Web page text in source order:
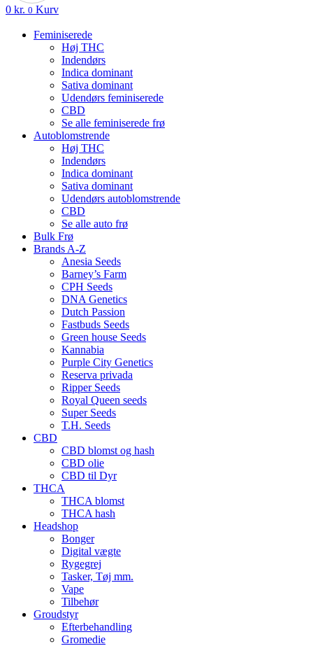
0 kr. 0 Kurv
Feminiserede
Høj THC
Indendørs
Indica dominant
Sativa dominant
Udendørs feminiserede
CBD
Se alle feminiserede frø
Autoblomstrende
Høj THC
Indendørs
Indica dominant
Sativa dominant
Udendørs autoblomstrende
CBD
Se alle auto frø
Bulk Frø
Brands A-Z
Anesia Seeds
Barney’s Farm
CPH Seeds
DNA Genetics
Dutch Passion
Fastbuds Seeds
Green house Seeds
Kannabia
Purple City Genetics
Reserva privada
Ripper Seeds
Royal Queen seeds
Super Seeds
T.H. Seeds
CBD
CBD blomst og hash
CBD olie
CBD til Dyr
THCA
THCA blomst
THCA hash
Headshop
Bonger
Digital vægte
Rygegrej
Tasker, Tøj mm.
Vape
Tilbehør
Groudstyr
Efterbehandling
Gromedie